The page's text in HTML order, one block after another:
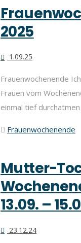
2025
1.09.25
Frauenwochenende
Frauen vom
einmal tief
Frauenwochenende
Mutter-
13.09. –
23.12.24